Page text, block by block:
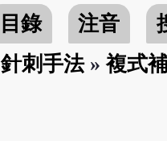
目錄 注音
針刺手法»複式